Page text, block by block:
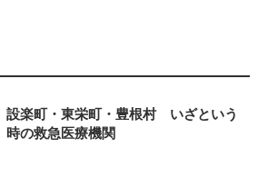
設楽町・東栄町・豊根村 いざという
時の救急医療機関